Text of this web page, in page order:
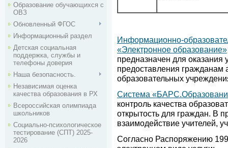
Образование обучающихся с
ОВЗ
Обновленный ФГОС
Информационный раздел
Детская социальная
поддержка, службы и
телефоны доверия
Наша безопасность.
Независимая оценка
качества образования в РХ
Всероссийская олимпиада
школьников
Социально-психологическое
тестирование (СПТ) 2025-
2026
Информационно-
«Электронное образование»
предназначен для оказания
предоставления гражданам
образовательных
Система
контроль качества
открытость для граждан. В
взаимодействие учителей,
Согласно Распоряжению